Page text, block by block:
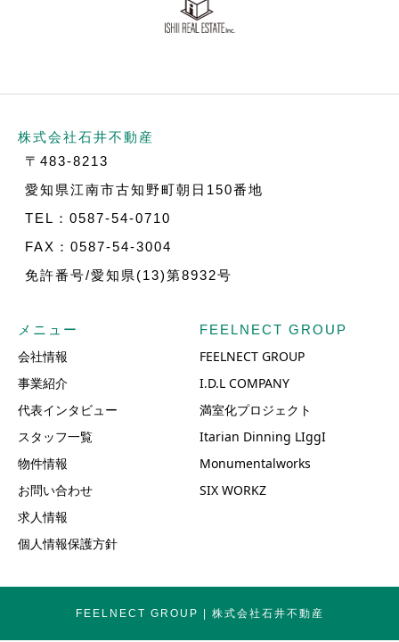
株式会社石井不動産
〒483-8213
愛知県江南市古知野町朝日150番地
TEL：0587-54-0710
FAX：0587-54-3004
免許番号/愛知県(13)第8932号
メニュー
会社情報
事業紹介
代表インタビュー
スタッフ一覧
物件情報
お問い合わせ
求人情報
個人情報保護方針
FEELNECT GROUP
FEELNECT GROUP
I.D.L COMPANY
満室化プロジェクト
Itarian Dinning LIggI
Monumentalworks
SIX WORKZ
FEELNECT GROUP | 株式会社石井不動産